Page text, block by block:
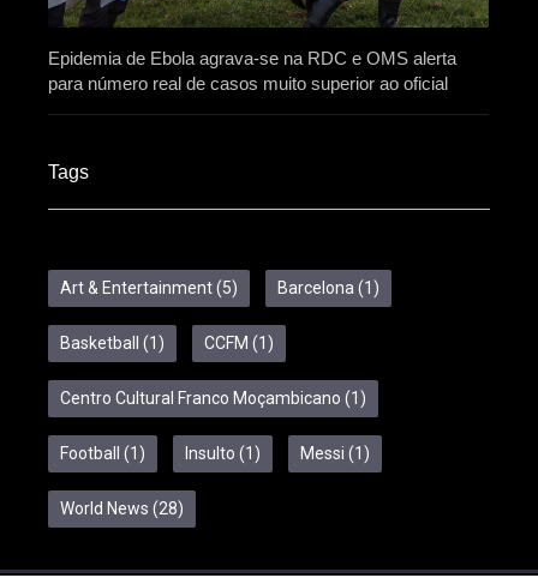
Epidemia de Ebola agrava-se na RDC e OMS alerta
para número real de casos muito superior ao oficial
Tags
Art & Entertainment(5) Barcelona (1)
Basketball (1) CCFM (1)
Centro Cultural Franco Moçambicano (1)
Football (1) Insulto (1) Messi (1)
World News (28)